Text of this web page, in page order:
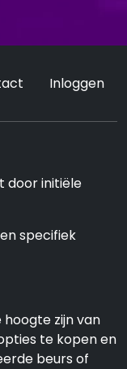
Inloggen
door initiële
specifiek
zijn van
te kopen en
beurs of